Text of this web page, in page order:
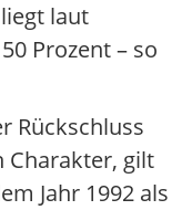
laut
Prozent – so
Rückschluss
Charakter, gilt
Jahr 1992 als